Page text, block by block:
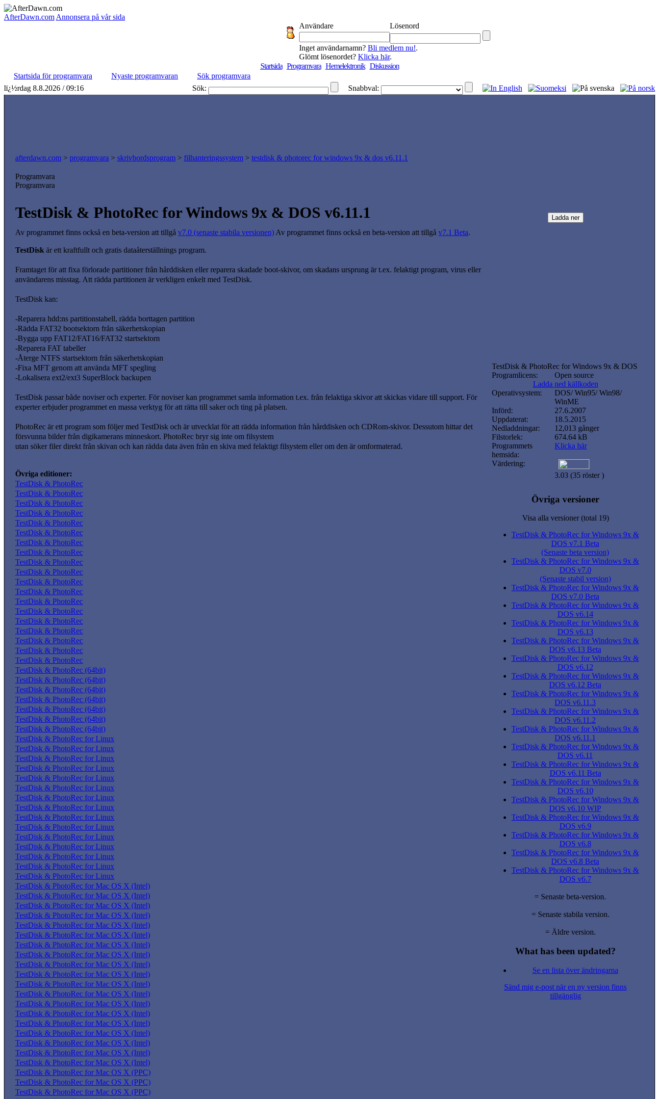
AfterDawn.com Annonsera på vår sida
Användare
Lösenord
Inget användarnamn? Bli medlem nu!.
Glömt lösenordet? Klicka här.
Startsida Programvara Hemelektronik Diskussion
Startsida för programvara
Nyaste programvaran
Sök programvara
lï¿½rdag 8.8.2026 / 09:16
Sök: Snabbval:
afterdawn.com > programvara > skrivbordsprogram > filhanteringssystem > testdisk & photorec for windows 9x & dos v6.11.1
Programvara
Programvara
TestDisk & PhotoRec for Windows 9x & DOS v6.11.1
Av programmet finns också en beta-version att tillgå v7.0 (senaste stabila versionen)Av programmet finns också en beta-version att tillgå v7.1 Beta.
TestDisk är ett kraftfullt och gratis dataåterställnings program.
Framtaget för att fixa förlorade partitioner från hårddisken eller reparera skadade boot-skivor, om skadans ursprung är t.ex. felaktigt program, virus eller
användarens misstag. Att rädda partitionen är verkligen enkelt med TestDisk.
TestDisk kan:
-Reparera hdd:ns partitionstabell, rädda borttagen partition
-Rädda FAT32 bootsektorn från säkerhetskopian
-Bygga upp FAT12/FAT16/FAT32 startsektorn
-Reparera FAT tabeller
-Återge NTFS startsektorn från säkerhetskopian
-Fixa MFT genom att använda MFT spegling
-Lokalisera ext2/ext3 SuperBlock backupen
TestDisk passar både noviser och experter. För noviser kan programmet samla information t.ex. från felaktiga skivor att skickas vidare till support. För
experter erbjuder programmet en massa verktyg för att rätta till saker och ting på platsen.
PhotoRec är ett program som följer med TestDisk och är utvecklat för att rädda information från hårddisken och CDRom-skivor. Dessutom hittar det
försvunna bilder från digikamerans minneskort. PhotoRec bryr sig inte om filsystem
utan söker filer direkt från skivan och kan rädda data även från en skiva med felaktigt filsystem eller om den är omformaterad.
Övriga editioner:
TestDisk & PhotoRec
TestDisk & PhotoRec
TestDisk & PhotoRec
TestDisk & PhotoRec
TestDisk & PhotoRec
TestDisk & PhotoRec
TestDisk & PhotoRec
TestDisk & PhotoRec
TestDisk & PhotoRec
TestDisk & PhotoRec
TestDisk & PhotoRec
TestDisk & PhotoRec
TestDisk & PhotoRec
TestDisk & PhotoRec
TestDisk & PhotoRec
TestDisk & PhotoRec
TestDisk & PhotoRec
TestDisk & PhotoRec
TestDisk & PhotoRec
TestDisk & PhotoRec (64bit)
TestDisk & PhotoRec (64bit)
TestDisk & PhotoRec (64bit)
TestDisk & PhotoRec (64bit)
TestDisk & PhotoRec (64bit)
TestDisk & PhotoRec (64bit)
TestDisk & PhotoRec (64bit)
TestDisk & PhotoRec for Linux
TestDisk & PhotoRec for Linux
TestDisk & PhotoRec for Linux
TestDisk & PhotoRec for Linux
TestDisk & PhotoRec for Linux
TestDisk & PhotoRec for Linux
TestDisk & PhotoRec for Linux
TestDisk & PhotoRec for Linux
TestDisk & PhotoRec for Linux
TestDisk & PhotoRec for Linux
TestDisk & PhotoRec for Linux
TestDisk & PhotoRec for Linux
TestDisk & PhotoRec for Linux
TestDisk & PhotoRec for Linux
TestDisk & PhotoRec for Linux
TestDisk & PhotoRec for Mac OS X (Intel)
TestDisk & PhotoRec for Mac OS X (Intel)
TestDisk & PhotoRec for Mac OS X (Intel)
TestDisk & PhotoRec for Mac OS X (Intel)
TestDisk & PhotoRec for Mac OS X (Intel)
TestDisk & PhotoRec for Mac OS X (Intel)
TestDisk & PhotoRec for Mac OS X (Intel)
TestDisk & PhotoRec for Mac OS X (Intel)
TestDisk & PhotoRec for Mac OS X (Intel)
TestDisk & PhotoRec for Mac OS X (Intel)
TestDisk & PhotoRec for Mac OS X (Intel)
TestDisk & PhotoRec for Mac OS X (Intel)
TestDisk & PhotoRec for Mac OS X (Intel)
TestDisk & PhotoRec for Mac OS X (Intel)
TestDisk & PhotoRec for Mac OS X (Intel)
TestDisk & PhotoRec for Mac OS X (Intel)
TestDisk & PhotoRec for Mac OS X (Intel)
TestDisk & PhotoRec for Mac OS X (Intel)
TestDisk & PhotoRec for Mac OS X (Intel)
TestDisk & PhotoRec for Mac OS X (PPC)
TestDisk & PhotoRec for Mac OS X (PPC)
TestDisk & PhotoRec for Mac OS X (PPC)
TestDisk & PhotoRec for Windows 9x & DOS
Programlicens:
Open source
Ladda ned källkoden
Operativsystem:
DOS/ Win95/ Win98/
WinME
Införd:
27.6.2007
Uppdaterat:
18.5.2015
Nedladdningar:
12,013 gånger
Filstorlek:
674.64 kB
Programmets
hemsida:
Klicka här
Värdering:
3.03 (35 röster )
Övriga versioner
Visa alla versioner (total 19)
TestDisk & PhotoRec for Windows 9x &
DOS v7.1 Beta
(Senaste beta version)
TestDisk & PhotoRec for Windows 9x &
DOS v7.0
(Senaste stabil version)
TestDisk & PhotoRec for Windows 9x &
DOS v7.0 Beta
TestDisk & PhotoRec for Windows 9x &
DOS v6.14
TestDisk & PhotoRec for Windows 9x &
DOS v6.13
TestDisk & PhotoRec for Windows 9x &
DOS v6.13 Beta
TestDisk & PhotoRec for Windows 9x &
DOS v6.12
TestDisk & PhotoRec for Windows 9x &
DOS v6.12 Beta
TestDisk & PhotoRec for Windows 9x &
DOS v6.11.3
TestDisk & PhotoRec for Windows 9x &
DOS v6.11.2
TestDisk & PhotoRec for Windows 9x &
DOS v6.11.1
TestDisk & PhotoRec for Windows 9x &
DOS v6.11
TestDisk & PhotoRec for Windows 9x &
DOS v6.11 Beta
TestDisk & PhotoRec for Windows 9x &
DOS v6.10
TestDisk & PhotoRec for Windows 9x &
DOS v6.10 WIP
TestDisk & PhotoRec for Windows 9x &
DOS v6.9
TestDisk & PhotoRec for Windows 9x &
DOS v6.8
TestDisk & PhotoRec for Windows 9x &
DOS v6.8 Beta
TestDisk & PhotoRec for Windows 9x &
DOS v6.7
= Senaste beta-version.
= Senaste stabila version.
= Äldre version.
What has been updated?
Se en lista över ändringarna
Sänd mig e-post när en ny version finns
tillgänglig